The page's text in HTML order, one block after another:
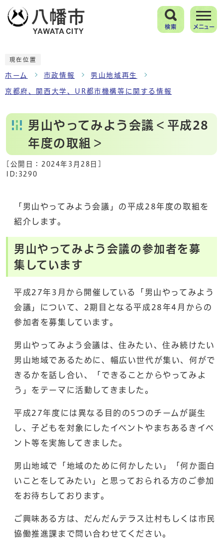
検索 メニュー
現在位置
ホーム 市政情報 男山地域再生
京都府、関西大学、UR都市機構等に関する情報
男山やってみよう会議＜平成28
年度の取組＞
[公開日： 2024年3月28日
ID:3290
「男山やってみよう会議」の平成28年度の取組を
紹介します。
男山やってみよう会議の参加者を募
集しています
平成27年3月から開催している「男山やってみよう
会議」について、2期目となる平成28年4月からの
参加者を募集しています。
男山やってみよう会議は、住みたい、住み続けたい
男山地域であるために、幅広い世代が集い、何がで
きるかを話し合い、「できることからやってみよ
う」をテーマに活動してきました。
平成27年度には異なる目的の5つのチームが誕生
し、子どもを対象にしたイベントやまちあるきイベ
ント等を実施してきました。
男山地域で「地域のために何かしたい」「何か面白
いことをしてみたい」と思っておられる方のご参加
をお待ちしております。
ご興味ある方は、だんだんテラス辻村もしくは市民
協働推進課まで問い合わせてください。